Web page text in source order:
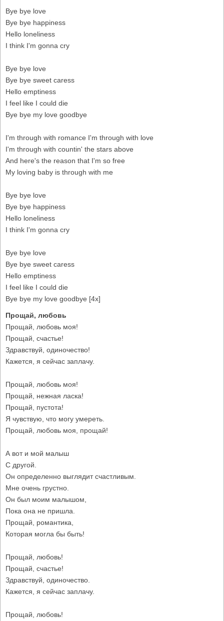
Bye bye love
Bye bye happiness
Hello loneliness
I think I'm gonna cry
Bye bye love
Bye bye sweet caress
Hello emptiness
I feel like I could die
Bye bye my love goodbye
I'm through with romance I'm through with love
I'm through with countin' the stars above
And here's the reason that I'm so free
My loving baby is through with me
Bye bye love
Bye bye happiness
Hello loneliness
I think I'm gonna cry
Bye bye love
Bye bye sweet caress
Hello emptiness
I feel like I could die
Bye bye my love goodbye [4x]
Прощай, любовь
Прощай, любовь моя!
Прощай, счастье!
Здравствуй, одиночество!
Кажется, я сейчас заплачу.
Прощай, любовь моя!
Прощай, нежная ласка!
Прощай, пустота!
Я чувствую, что могу умереть.
Прощай, любовь моя, прощай!
А вот и мой малыш
С другой.
Он определенно выглядит счастливым.
Мне очень грустно.
Он был моим малышом,
Пока она не пришла.
Прощай, романтика,
Которая могла бы быть!
Прощай, любовь!
Прощай, счастье!
Здравствуй, одиночество.
Кажется, я сейчас заплачу.
Прощай, любовь!